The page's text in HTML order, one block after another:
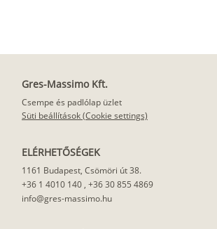
Gres-Massimo Kft.
Csempe és padlólap üzlet
Süti beállítások (Cookie settings)
ELÉRHETŐSÉGEK
1161 Budapest, Csömöri út 38.
+36 1 4010 140, +36 30 855 4869
info@gres-massimo.hu